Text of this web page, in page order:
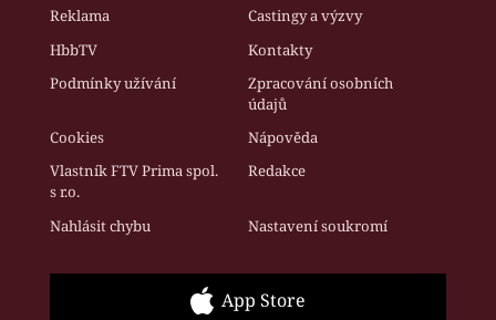
Reklama
Castingy a výzvy
HbbTV
Kontakty
Podmínky užívání
Zpracování osobních
údajů
Cookies
Nápověda
Vlastník FTV Prima spol.
s r.o.
Redakce
Nahlásit chybu Nastavení soukromí
App Store